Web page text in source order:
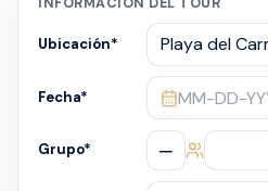
INFORMACIÓN DEL TOUR
Ubicación*
Fecha* MM-DD-
Grupo* –